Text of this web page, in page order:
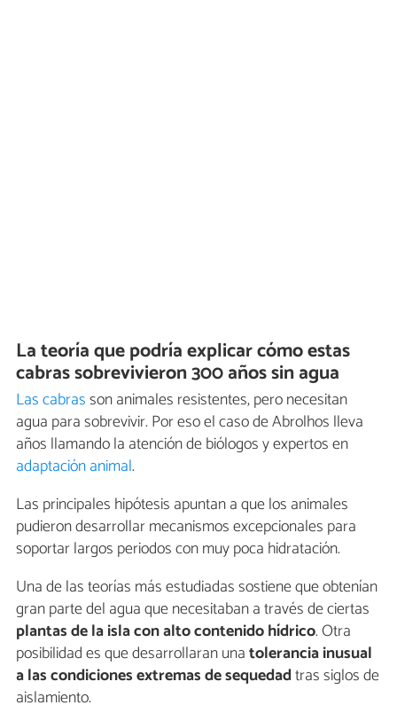
La teoría que podría explicar cómo estas
cabras sobrevivieron 300 años sin agua
Las cabrasson animales resistentes, pero necesitan
agua para sobrevivir. Por eso el caso de Abrolhos lleva
años llamando la atención de biólogos y expertos en
adaptación animal.
Las principales hipótesis apuntan a que los animales
pudieron desarrollar mecanismos excepcionales para
soportar largos periodos con muy poca hidratación.
Una de las teorías más estudiadas sostiene que obtenían
gran parte del agua que necesitaban a través de ciertas
plantas de la isla con alto contenido hídrico. Otra
posibilidad es que desarrollaran unatolerancia inusual
a las condiciones extremas de sequedadtras siglos de
aislamiento.